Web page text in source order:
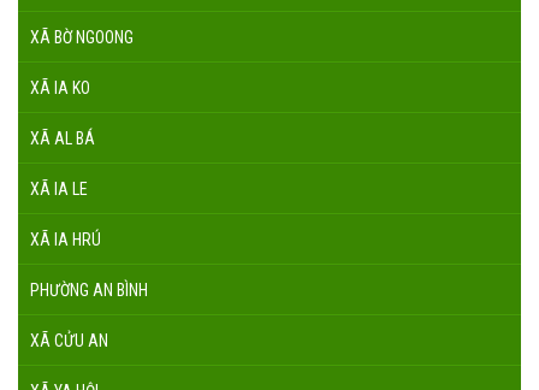
XÃ BỜ NGOONG
XÃ IA KO
XÃ AL BÁ
XÃ IA LE
XÃ IA HRÚ
PHƯỜNG AN BÌNH
XÃ CỬU AN